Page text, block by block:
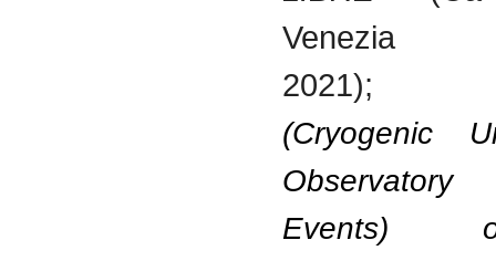
Venezia
2021);
(Cryogenic
Events)